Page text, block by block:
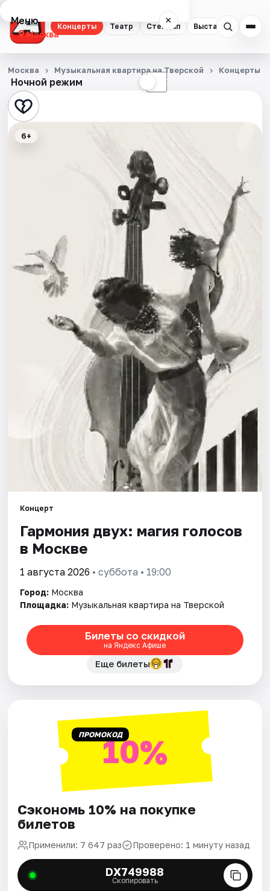
Концерты Театр Стендап Выставки
Меню ×
Москва
Концерты
Театр
Стендап
События
Площадки
Ночной режим ☾
Москва Музыкальная квартира на Тверской Концерты
6+
Концерт
Гармония двух: магия голосов
в Москве
1 августа 2026 • суббота • 19:00
Город: Москва
Площадка: Музыкальная квартира на Тверской
Билеты со скидкой
на Яндекс Афише
Еще билеты
ПРОМОКОД10%
Сэкономь 10% на покупке
билетов
Применили: 7 647 раз Проверено: 1 минуту назад
DX749988
Скопировать